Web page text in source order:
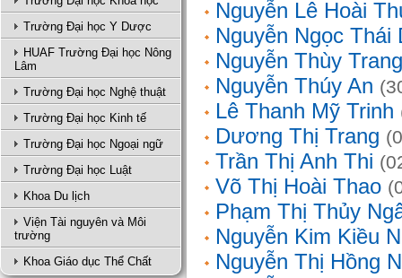
Trường Đại học Y Dược
HUAF Trường Đại học Nông
Lâm
Trường Đại học Nghệ thuật
Trường Đại học Kinh tế
Trường Đại học Ngoại ngữ
Trường Đại học Luật
Khoa Du lịch
Viện Tài nguyên và Môi
trường
Khoa Giáo dục Thể Chất
Nguyễn Lê Hoài
Nguyễn Ngọc Thái
Nguyễn Thùy Trang
Nguyễn Thúy An
Lê Thanh Mỹ Trinh
Dương Thị Trang
Trần Thị Anh Thi
Võ Thị Hoài Thao
Phạm Thị Thủy
Nguyễn Kim Kiều
Nguyễn Thị Hồng